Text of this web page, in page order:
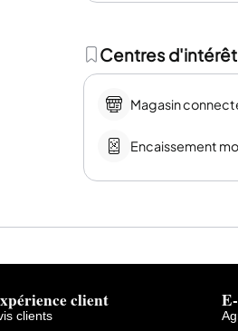
Centres d'intérêt
Magasin
Encaissement
client
clients